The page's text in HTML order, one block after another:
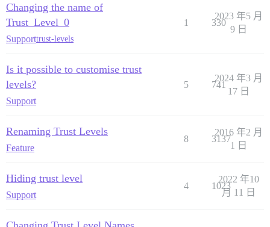
Changing the name of
Trust_Level_0
Supporttrust-levels
1 330
2023 年5 月
9 日
Is it possible to customise trust
levels?
Support
5 741
2024 年3 月
17 日
Renaming Trust Levels
Feature
8 3137
2016 年2 月
1 日
Hiding trust level
Support
4 1023
2022 年10
月 11 日